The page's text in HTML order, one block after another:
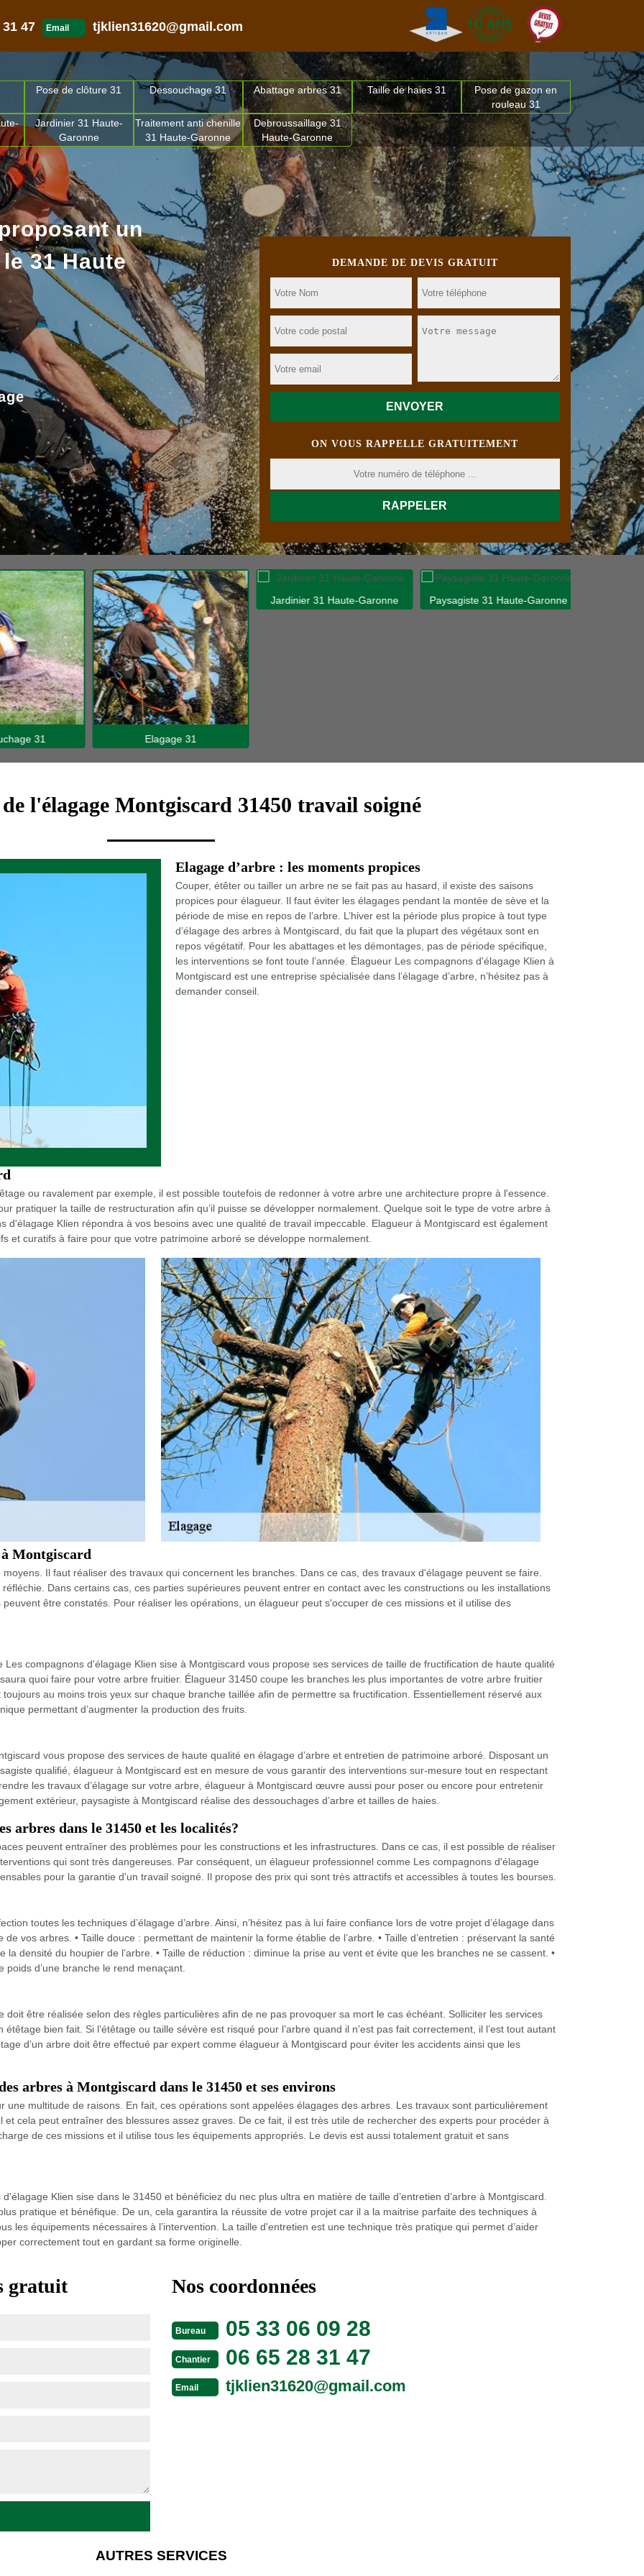
47 Email tjklien31620@gmail.com
Pose de clôture 31 Dessouchage 31 Abattage arbres 31 Taille de haies 31
Pose de gazon en
rouleau 31
Jardinier 31 Haute-
Garonne
Traitement anti chenille
31 Haute-Garonne
Debroussaillage 31
Haute-Garonne
DEMANDE DE DEVIS GRATUIT
ON VOUS RAPPELLE GRATUITEMENT
un
31 Haute
31 Elagage 31
Jardinier 31 Haute-Garonne Paysagiste 31 Haute-Garonne
l'élagage Montgiscard 31450 travail soigné
Elagage d’arbre : les moments propices
Couper, étêter ou tailler un arbre ne se fait pas au hasard, il existe des saisons
propices pour élagueur. Il faut éviter les élagages pendant la montée de sève et la
période de mise en repos de l’arbre. L’hiver est la période plus propice à tout type
d’élagage des arbres à Montgiscard, du fait que la plupart des végétaux sont en
repos végétatif. Pour les abattages et les démontages, pas de période spécifique,
les interventions se font toute l’année. Élagueur Les compagnons d'élagage Klien à
Montgiscard est une entreprise spécialisée dans l’élagage d’arbre, n’hésitez pas à
demander conseil.
ou ravalement par exemple, il est possible toutefois de redonner à votre arbre une architecture propre à l'essence.
pratiquer la taille de restructuration afin qu’il puisse se développer normalement. Quelque soit le type de votre arbre à
d'élagage Klien répondra à vos besoins avec une qualité de travail impeccable. Elagueur à Montgiscard est également
et curatifs à faire pour que votre patrimoine arboré se développe normalement.
Montgiscard
Il faut réaliser des travaux qui concernent les branches. Dans ce cas, des travaux d'élagage peuvent se faire.
Dans certains cas, ces parties supérieures peuvent entrer en contact avec les constructions ou les installations
être constatés. Pour réaliser les opérations, un élagueur peut s'occuper de ces missions et il utilise des
Les compagnons d'élagage Klien sise à Montgiscard vous propose ses services de taille de fructification de haute qualité
quoi faire pour votre arbre fruitier. Élagueur 31450 coupe les branches les plus importantes de votre arbre fruitier
au moins trois yeux sur chaque branche taillée afin de permettre sa fructification. Essentiellement réservé aux
permettant d’augmenter la production des fruits.
vous propose des services de haute qualité en élagage d’arbre et entretien de patrimoine arboré. Disposant un
qualifié, élagueur à Montgiscard est en mesure de vous garantir des interventions sur-mesure tout en respectant
les travaux d’élagage sur votre arbre, élagueur à Montgiscard œuvre aussi pour poser ou encore pour entretenir
extérieur, paysagiste à Montgiscard réalise des dessouchages d’arbre et tailles de haies.
arbres dans le 31450 et les localités?
peuvent entraîner des problèmes pour les constructions et les infrastructures. Dans ce cas, il est possible de réaliser
qui sont très dangereuses. Par conséquent, un élagueur professionnel comme Les compagnons d'élagage
pour la garantie d'un travail soigné. Il propose des prix qui sont très attractifs et accessibles à toutes les bourses.
toutes les techniques d’élagage d’arbre. Ainsi, n’hésitez pas à lui faire confiance lors de votre projet d’élagage dans
vos arbres. • Taille douce : permettant de maintenir la forme établie de l’arbre. • Taille d’entretien : préservant la santé
la densité du houpier de l’arbre. • Taille de réduction : diminue la prise au vent et évite que les branches ne se cassent. •
d’une branche le rend menaçant.
doit être réalisée selon des règles particulières afin de ne pas provoquer sa mort le cas échéant. Solliciter les services
bien fait. Si l’étêtage ou taille sévère est risqué pour l’arbre quand il n’est pas fait correctement, il l’est tout autant
d’un arbre doit être effectué par expert comme élagueur à Montgiscard pour éviter les accidents ainsi que les
arbres à Montgiscard dans le 31450 et ses environs
une multitude de raisons. En fait, ces opérations sont appelées élagages des arbres. Les travaux sont particulièrement
cela peut entraîner des blessures assez graves. De ce fait, il est très utile de rechercher des experts pour procéder à
de ces missions et il utilise tous les équipements appropriés. Le devis est aussi totalement gratuit et sans
Klien sise dans le 31450 et bénéficiez du nec plus ultra en matière de taille d’entretien d’arbre à Montgiscard.
pratique et bénéfique. De un, cela garantira la réussite de votre projet car il a la maitrise parfaite des techniques à
les équipements nécessaires à l’intervention. La taille d'entretien est une technique très pratique qui permet d’aider
correctement tout en gardant sa forme originelle.
gratuit Nos coordonnées
Bureau 05 33 06 09 28
Chantier 06 65 28 31 47
Email tjklien31620@gmail.com
AUTRES SERVICES